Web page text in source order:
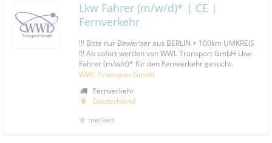
Lkw Fahrer (m/w/d)* | CE |
Fernverkehr
!!! Bitte nur Bewerber aus BERLIN + 100km UMKREIS
!!! Ab sofort werden von WWL Transport GmbH Lkw-
Fahrer (m/w/d)* für den Fernverkehr gesucht.
WWL Transport GmbH
Fernverkehr
Deutschland
merken